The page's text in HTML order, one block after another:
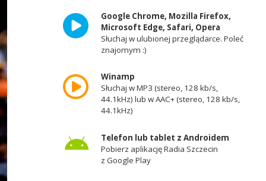
Google Chrome, Mozilla Firefox,
Microsoft Edge, Safari, Opera
Słuchaj w ulubionej przeglądarce. Poleć
znajomym :)
Winamp
Słuchaj w MP3 (stereo, 128 kb/s,
44.1kHz) lub w AAC+ (stereo, 128 kb/s,
44.1kHz)
Telefon lub tablet z Androidem
Pobierz aplikację Radia Szczecin
z Google Play